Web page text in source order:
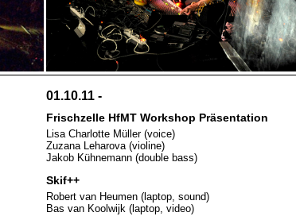
01.10.11 -
Frischzelle HfMT Workshop Präsentation
Lisa Charlotte Müller (voice)
Zuzana Leharova (violine)
Jakob Kühnemann (double bass)
Skif++
Robert van Heumen (laptop, sound)
Bas van Koolwijk (laptop, video)